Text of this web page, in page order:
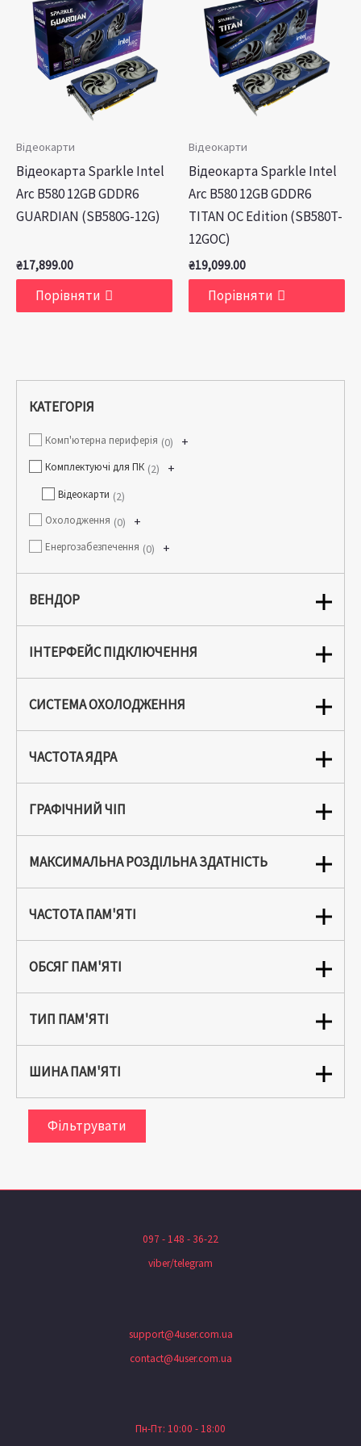
КАТЕГОРІЯ
Комп'ютерна периферія +
0
Комплектуючі для ПК +
2
Відеокарти 2
Охолодження +
0
Енергозабезпечення +
0
ВЕНДОР
ІНТЕРФЕЙС ПІДКЛЮЧЕННЯ
СИСТЕМА ОХОЛОДЖЕННЯ
ЧАСТОТА ЯДРА
ГРАФІЧНИЙ ЧІП
МАКСИМАЛЬНА РОЗДІЛЬНА ЗДАТНІСТЬ
ЧАСТОТА ПАМ'ЯТІ
ОБСЯГ ПАМ'ЯТІ
ТИП ПАМ'ЯТІ
ШИНА ПАМ'ЯТІ
Фільтрувати
Відеокарти
Відеокарта Sparkle Intel
Arc B580 12GB GDDR6
GUARDIAN (SB580G-12G)
₴17,899.00
Порівняти
Відеокарти
Відеокарта Sparkle Intel
Arc B580 12GB GDDR6
TITAN OC Edition (SB580T-
12GOC)
₴19,099.00
Порівняти
097 - 148 - 36-22
viber/telegram
support@4user.com.ua
contact@4user.com.ua
Пн-Пт: 10:00 - 18:00